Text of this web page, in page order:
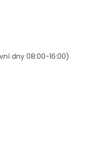
dny 08:00-16:00)